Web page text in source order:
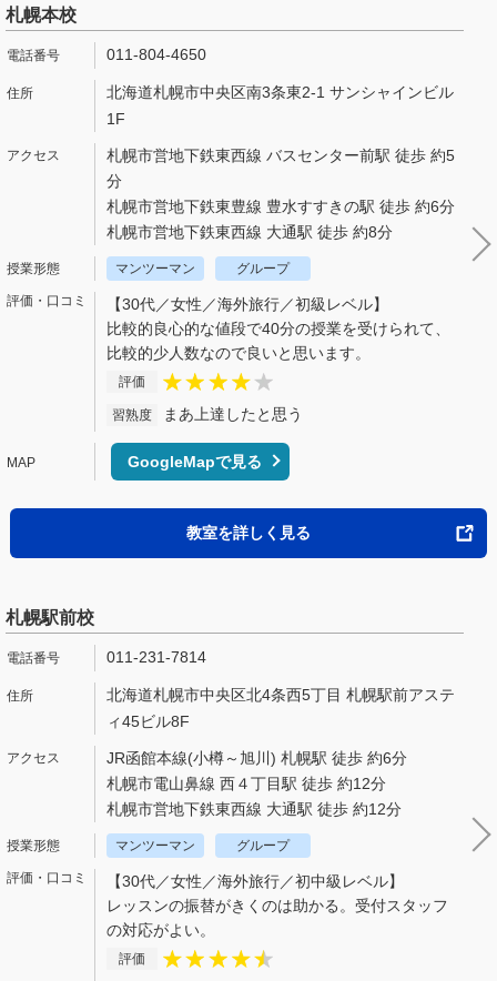
札幌本校
011-804-4650
北海道札幌市中央区南3条東2-1 サンシャインビル
1F
札幌市営地下鉄東西線 バスセンター前駅 徒歩 約5
分
札幌市営地下鉄東豊線 豊水すすきの駅 徒歩 約6分
札幌市営地下鉄東西線 大通駅 徒歩 約8分
マンツーマン グループ
【30代／女性／海外旅行／初級レベル】
比較的良心的な値段で40分の授業を受けられて、
比較的少人数なので良いと思います。
評価
習熟度 まあ上達したと思う
GoogleMapで見る
教室を詳しく見る
札幌駅前校
011-231-7814
北海道札幌市中央区北4条西5丁目 札幌駅前アステ
ィ45ビル8F
JR函館本線(小樽～旭川) 札幌駅 徒歩 約6分
札幌市電山鼻線 西４丁目駅 徒歩 約12分
札幌市営地下鉄東西線 大通駅 徒歩 約12分
マンツーマン グループ
【30代／女性／海外旅行／初中級レベル】
レッスンの振替がきくのは助かる。受付スタッフ
の対応がよい。
評価